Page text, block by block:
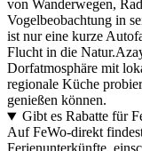
von Wanderwegen,
Vogelbeobachtung in
ist nur eine kurze
Flucht in die
Dorfatmosphäre mit
regionale Küche
genießen können.
Gibt es Rabatte für
Auf FeWo-direkt